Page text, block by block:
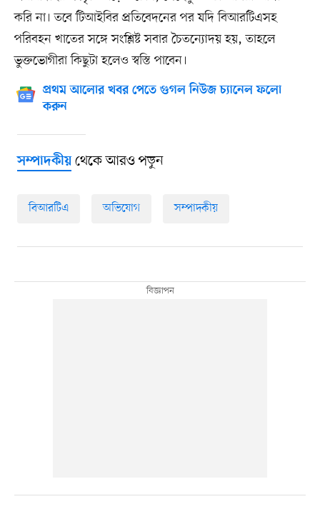
করি না। তবে টিআইবির প্রতিবেদনের পর যদি বিআরটিএসহ
পরিবহন খাতের সঙ্গে সংশ্লিষ্ট সবার চৈতন্যোদয় হয়, তাহলে
ভুক্তভোগীরা কিছুটা হলেও স্বস্তি পাবেন।
প্রথম আলোর খবর পেতে গুগল নিউজ চ্যানেল ফলো
করুন
সম্পাদকীয়থেকে আরও পড়ুন
বিআরটিএ অভিযোগ সম্পাদকীয়